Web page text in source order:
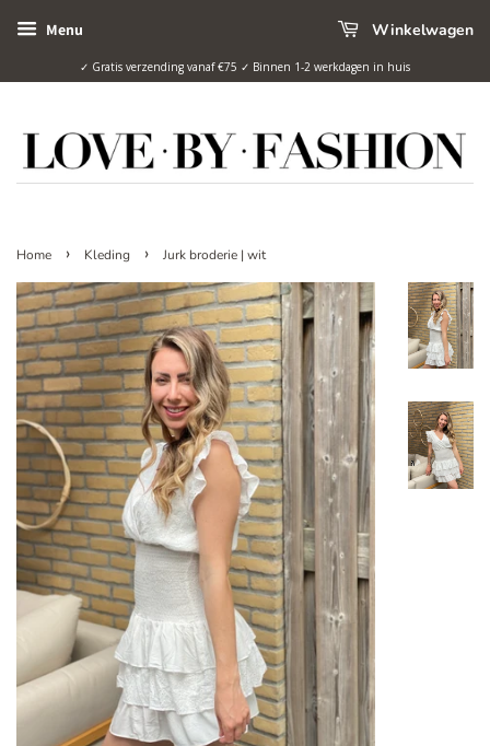
Menu Winkelwagen
✓ Gratis verzending vanaf €75 ✓ Binnen 1-2 werkdagen in huis
Home › Kleding › Jurk broderie | wit